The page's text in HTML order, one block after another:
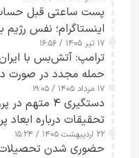
پست ساعتی قبل حساب
اینستاگرام؛ نفس
۱۷ تیر ۱۴۰۵ / ۱۶:۵۶
ترامپ: آتش‌بس با
حمله مجدد در صورت
۱۷ مرداد ۱۴۰۵ / ۱۹:۰۵
دستگیری ۴
تحقیقات درباره ابعاد
۲۲ اردیبهشت ۱۴۰۵ / ۱۵:۲۴
حضوری شدن تحصیلات